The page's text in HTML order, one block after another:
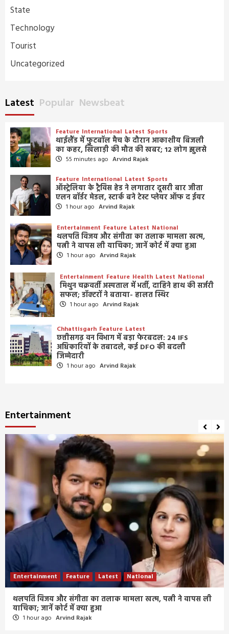
State
Technology
Tourist
Uncategorized
Latest Popular Newsbeat
Feature International Latest Sports
थाईलैंड में फुटबॉल मैच के दौरान आकाशीय बिजली
का कहर, खिलाड़ी की मौत की खबर; 12 लोग झुलसे
55 minutes ago Arvind Rajak
Feature International Latest Sports
ऑस्ट्रेलिया के ट्रैविस हेड ने लगातार दूसरी बार जीता
एलन बॉर्डर मेडल, स्टार्क बने टेस्ट प्लेयर ऑफ द ईयर
1 hour ago Arvind Rajak
Entertainment Feature Latest National
थलपति विजय और संगीता का तलाक मामला खत्म,
पत्नी ने वापस ली याचिका; जानें कोर्ट में क्या हुआ
1 hour ago Arvind Rajak
Entertainment Feature Health Latest National
मिथुन चक्रवर्ती अस्पताल में भर्ती, दाहिने हाथ की सर्जरी
सफल; डॉक्टरों ने बताया- हालत स्थिर
1 hour ago Arvind Rajak
Chhattisgarh Feature Latest
छत्तीसगढ़ वन विभाग में बड़ा फेरबदल: 24 IFS
अधिकारियों के तबादले, कई DFO की बदली
जिम्मेदारी
1 hour ago Arvind Rajak
Entertainment
Entertainment Feature Latest National
थलपति विजय और संगीता का तलाक मामला खत्म, पत्नी ने वापस ली
याचिका; जानें कोर्ट में क्या हुआ
1 hour ago Arvind Rajak